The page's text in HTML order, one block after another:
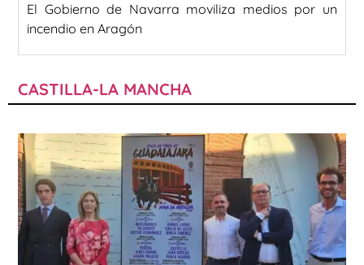
El Gobierno de Navarra moviliza medios por un
incendio en Aragón
CASTILLA-LA MANCHA